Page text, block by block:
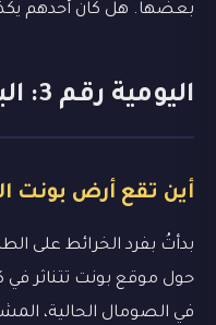
بعضها. هل كان أحدهم
اليومية رقم 3: البحث في خريطة اللغز
أين تقع أرض بونت
بدأتُ بفرد الخرائط على
حول موقع بونت تتناثر في
في الصومال الحالية،